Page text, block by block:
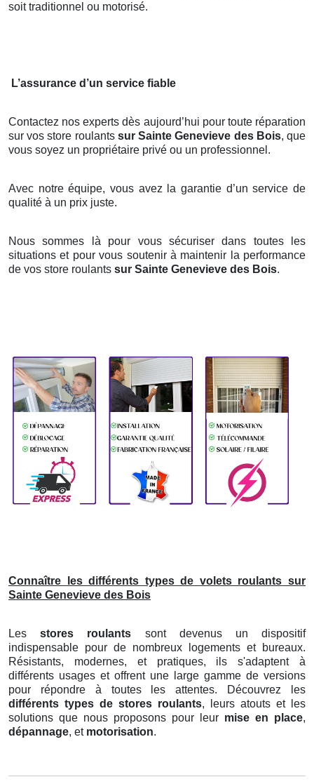
soit traditionnel ou motorisé.
L’assurance d’un service fiable
Contactez nos experts dès aujourd’hui pour toute réparation
sur vos store roulants sur Sainte Genevieve des Bois, que
vous soyez un propriétaire privé ou un professionnel.
Avec notre équipe, vous avez la garantie d’un service de
qualité à un prix juste.
Nous sommes là pour vous sécuriser dans toutes les
situations et pour vous soutenir à maintenir la performance
de vos store roulants sur Sainte Genevieve des Bois.
Connaître les différents types de volets roulants sur
Sainte Genevieve des Bois
Lesstores roulants sont devenus un dispositif
indispensable pour de nombreux logements et bureaux.
Résistants, modernes, et pratiques, ils s'adaptent à
différents usages et offrent une large gamme de versions
pour répondre à toutes les attentes. Découvrez les
différents types de stores roulants, leurs atouts et les
solutions que nous proposons pour leur mise en place,
dépannage, et motorisation.